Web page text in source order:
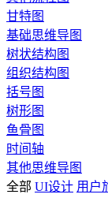
甘特图
基础思维导图
树状结构图
组织结构图
括号图
树形图
鱼骨图
时间轴
其他思维导图
全部 UI设计 用户